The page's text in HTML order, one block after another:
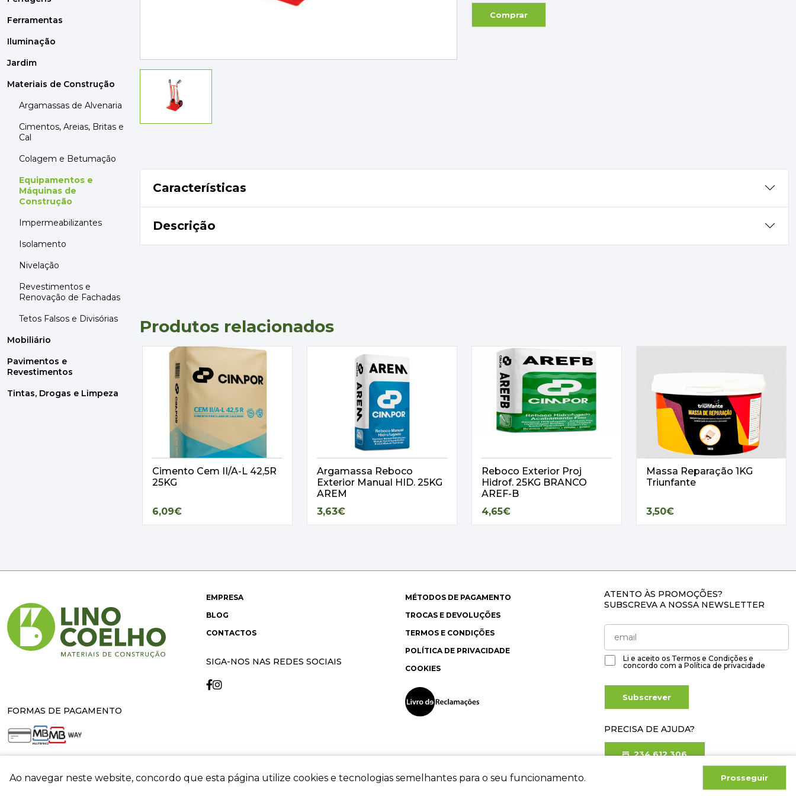
MOBILIÁRIO
PAVIMENTOS E REVESTIMENTOS
DYRUP
Ferramentas
Iluminação
Jardim
Materiais de Construção
Argamassas de Alvenaria
Cimentos, Areias, Britas e
Cal
Colagem e Betumação
Equipamentos e
Máquinas de
Construção
Impermeabilizantes
Isolamento
Nivelação
Revestimentos e
Renovação de Fachadas
Tetos Falsos e Divisórias
Mobiliário
Pavimentos e
Revestimentos
Tintas, Drogas e Limpeza
Comprar
Características
Descrição
Produtos relacionados
Cimento Cem II/A-L 42,5R
25KG
6,09€
Argamassa Reboco
Exterior Manual HID. 25KG
AREM
3,63€
Reboco Exterior Proj
Hidrof. 25KG BRANCO
AREF-B
4,65€
Massa Reparação 1KG
Triunfante
3,50€
Ao navegar neste website, concordo que esta página utilize cookies e tecnologias semelhantes para o seu funcionamento. Prosseguir
FORMAS DE PAGAMENTO
EMPRESA
BLOG
CONTACTOS
SIGA-NOS NAS REDES SOCIAIS
MÉTODOS DE PAGAMENTO
TROCAS E DEVOLUÇÕES
TERMOS E CONDIÇÕES
POLÍTICA DE PRIVACIDADE
COOKIES
ATENTO ÀS PROMOÇÕES?
SUBSCREVA A NOSSA NEWSLETTER
Li e aceito os Termos e Condições e
concordo com a Política de privacidade
Subscrever
PRECISA DE AJUDA?
234 612 306
critec